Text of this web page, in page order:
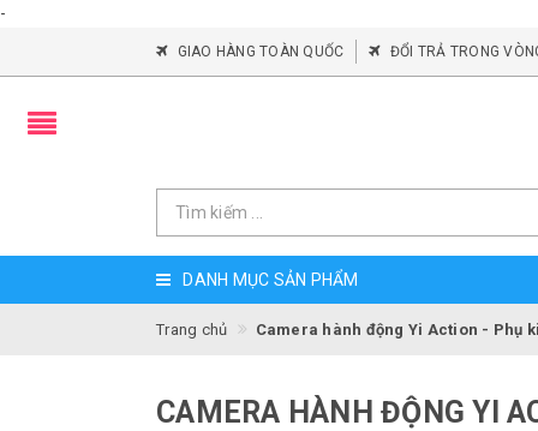
-
GIAO HÀNG TOÀN QUỐC ĐỔI TRẢ TRONG
DANH MỤC SẢN PHẨM
Trang chủ Camera hành động Yi Action - Phụ
CAMERA HÀNH ĐỘNG YI